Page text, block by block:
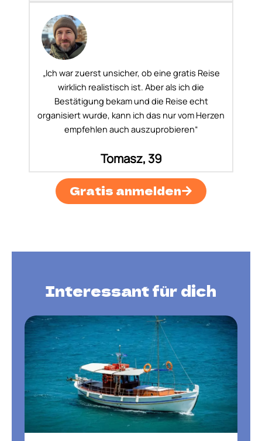
„Ich war zuerst unsicher, ob eine gratis Reise
wirklich realistisch ist. Aber als ich die
Bestätigung bekam und die Reise echt
organisiert wurde, kann ich das nur vom Herzen
empfehlen auch auszuprobieren“
Tomasz, 39
Gratis anmelden
Interessant für dich